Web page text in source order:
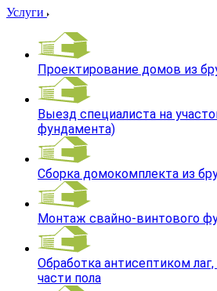
Услуги
Проектирование домов из
Выезд специалиста на
фундамента)
Сборка домокомплекта из
Монтаж свайно-винтового
Обработка антисептиком
части пола